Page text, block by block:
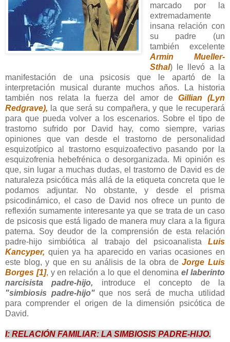
marcado por la
extremadamente
insana relación con
su padre (un
también excelente
Armin Mueller-
Sthal) le llevó a la
manifestación de una psicosis que le apartó de la
interpretación musical durante muchos años. La historia
también nos relata la fuerza del amor de Gillian (Lyn
Redgrave), la que será su compañera, y que le recuperará
para que pueda volver a los escenarios. Sobre el tipo de
trastorno sufrido por David hay, como siempre, varias
opiniones que van desde el trastorno de personalidad
esquizotípico al trastorno esquizoafectivo pasando por la
esquizofrenia hebefrénica o desorganizada. Mi opinión es
que, sin lugar a muchas dudas, el trastorno de David es de
naturaleza psicótica más allá de la etiqueta concreta que le
podamos adjuntar. No obstante, y desde el prisma
psicodinámico, el caso de David nos ofrece un punto de
reflexión sumamente interesante ya que se trata de un caso
de psicosis que está ligado de manera muy clara a la figura
paterna. Soy deudor de la comprensión de esta relación
padre-hijo simbiótica al trabajo del psicoanalista Luis
Kancyper, quien ya ha aparecido en varias ocasiones en
este blog, y que en su análisis de la obra deJorge Luis
Borges [1], y en relación a lo que el denominael laberinto
narcisista padre-hijo, introduce el concepto de la
"simbiosis padre-hijo"que nos será de mucha utilidad
para comprender el origen de la dimensión psicótica de
David.
I: RELACIÓN FAMILIAR: LA SIMBIOSIS PADRE-HIJO.